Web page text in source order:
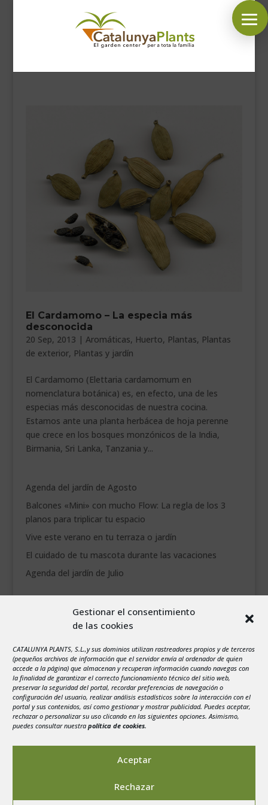
Gestionar el consentimiento
de las cookies
CATALUNYA PLANTS, S.L.,y sus dominios utilizan rastreadores propios y de terceros
(pequeños archivos de información que el servidor envía al ordenador de quien
accede a la página) que almacenan y recuperan información cuando navegas con
la finalidad de garantizar el correcto funcionamiento técnico del sitio web,
preservar la seguridad del portal, recordar preferencias de navegación o
configuración del usuario, realizar análisis estadísticos sobre la interacción con el
portal y sus contenidos, así como gestionar y mostrar publicidad. Puedes aceptar,
rechazar o personalizar su uso clicando en las siguientes opciones. Asimismo,
puedes consultar nuestra política de cookies.
Aceptar
Rechazar
SÍGUENOS EN:
COMPLEMENTOS JARDÍN
MASCOTAS
DECORACIÓN
HORARIO GARDEN
El Cardamomo – La especia más
desconocida
20 Sep, 2013 | Aromáticas, Huerto, Plantas, Plantas
de exterior, Plantas y jardín
El Cardamomo (Elettaria cardamomum en
nomenclatura botánica) es, en efecto, una de les
especias más desconocidas de nuestra cocina.
Estamos ante una planta herbácea de hoja perenne
que crece en los bosques monzónicos de la India,
Birmania, Sri Lanka, Tanzania y...
Agenda del jardín de Agosto
Balcones «Mini» con mucho Flow: La regla de los 3
planos para triplicar tu espacio
Vive este verano en tu terraza o jardín
El cuidado de tu mascota durante las vacaciones
Agenda del jardín de Julio
X J V S
3
4 5 6 7 8
9
10
11 12 13 14 15
16
17
18 19 20 21 22
23
24
25 26 27 28 29
30
31